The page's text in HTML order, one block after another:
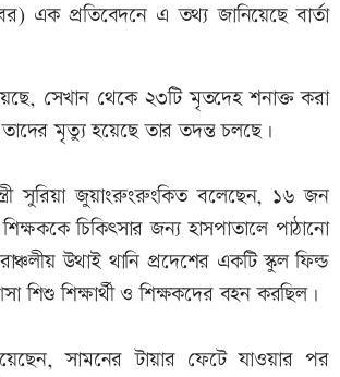
এক প্রতিবেদনে এ তথ্য জানিয়েছে বার্তা
সেখান থেকে ২৩টি মৃতদেহ শনাক্ত করা
মৃত্যু হয়েছে তার তদন্ত চলছে।
সুরিয়া জুয়াংরুংরুংকিত বলেছেন, ১৬ জন
চিকিৎসার জন্য হাসপাতালে পাঠানো
উথাই থানি প্রদেশের একটি স্কুল ফিল্ড
শিশু শিক্ষার্থী ও শিক্ষকদের বহন করছিল।
সামনের টায়ার ফেটে যাওয়ার পর